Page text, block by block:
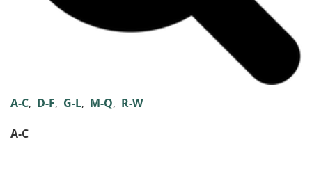
A-C, D-F, G-L, M-Q, R-W
A-C